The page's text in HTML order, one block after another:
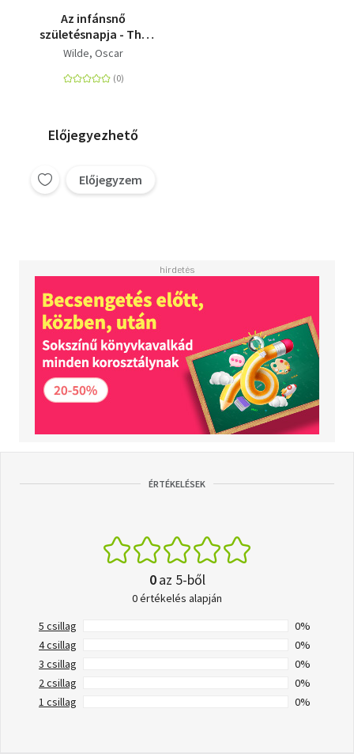
Az infánsnő
születésnapja - The
Birthday of the
Wilde, Oscar
Előjegyezhető
Előjegyzem
ÉRTÉKELÉSEK
0az 5-ből
0 értékelés alapján
5 csillag
0%
4 csillag
0%
3 csillag
0%
2 csillag
0%
1 csillag
0%